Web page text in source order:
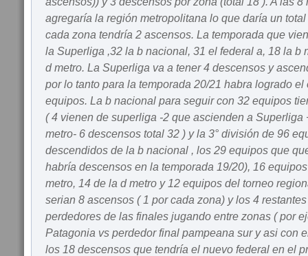
agregaría la región metropolitana lo que daría un
cada zona tendría 2 ascensos. La temporada que
la Superliga ,32 la b nacional, 31 el federal a, 18 la b
d metro. La Superliga va a tener 4 descensos y
por lo tanto para la temporada 20/21 habra logrado
equipos. La b nacional para seguir con 32 equipos
( 4 vienen de superliga -2 que ascienden a Superliga
metro- 6 descensos total 32 ) y la 3° división de 96
descendidos de la b nacional , los 29 equipos que
habría descensos en la temporada 19/20), 16
metro, 14 de la d metro y 12 equipos del torneo
serian 8 ascensos ( 1 por cada zona) y los 4
perdedores de las finales jugando entre zonas ( por
Patagonia vs perdedor final pampeana sur y asi con
los 18 descensos que tendría el nuevo federal en el